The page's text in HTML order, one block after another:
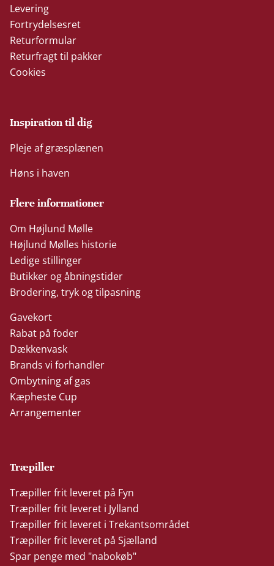
Levering
Fortrydelsesret
Returformular
Returfragt til pakker
Cookies
Inspiration til dig
Pleje af græsplænen
Høns i haven
Flere informationer
Om Højlund Mølle
Højlund Mølles historie
Ledige stillinger
Butikker og åbningstider
Brodering, tryk og tilpasning
Gavekort
Rabat på foder
Dækkenvask
Brands vi forhandler
Ombytning af gas
Kæpheste Cup
Arrangementer
Træpiller
Træpiller frit leveret på Fyn
Træpiller frit leveret i Jylland
Træpiller frit leveret i Trekantsområdet
Træpiller frit leveret på Sjælland
Spar penge med "nabokøb"